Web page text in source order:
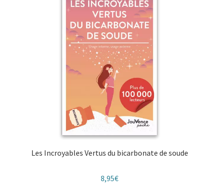
Les Incroyables Vertus du bicarbonate de soude
8,95€